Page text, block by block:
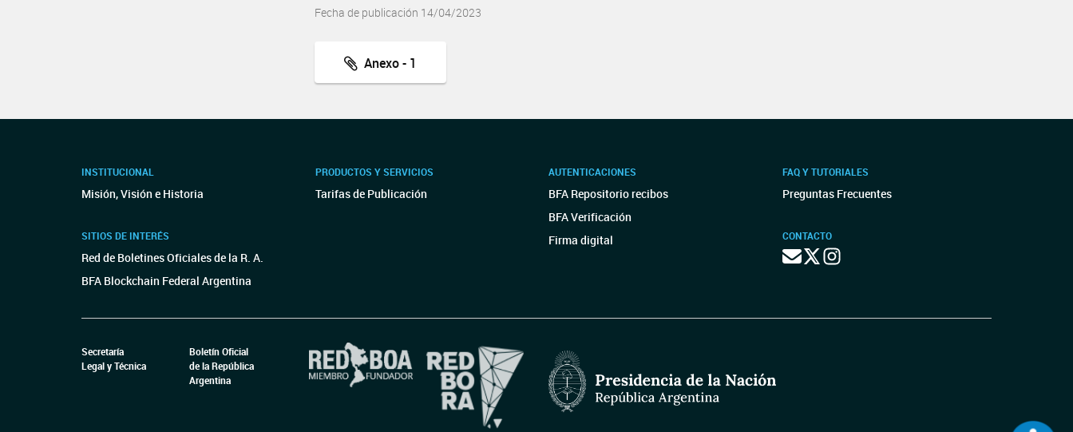
Fecha de publicación 14/04/2023
Anexo - 1
INSTITUCIONAL
Misión, Visión e Historia
SITIOS DE INTERÉS
Red de Boletines Oficiales de la R. A.
BFA Blockchain Federal Argentina
PRODUCTOS Y SERVICIOS
Tarifas de Publicación
AUTENTICACIONES
BFA Repositorio recibos
BFA Verificación
Firma digital
FAQ Y TUTORIALES
Preguntas Frecuentes
CONTACTO
Secretaría
Legal y Técnica
Boletín Oficial
de la República
Argentina